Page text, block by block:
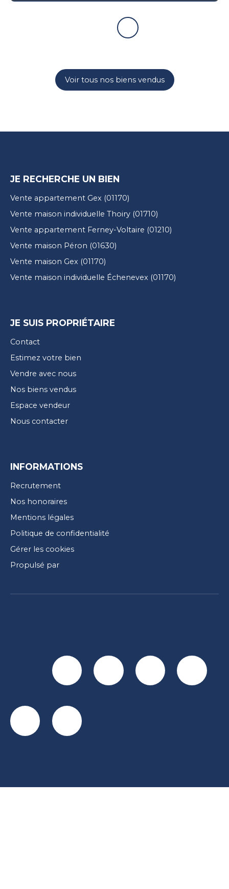
Voir tous nos biens vendus
JE RECHERCHE UN BIEN
Vente appartement Gex (01170)
Vente maison individuelle Thoiry (01710)
Vente appartement Ferney-Voltaire (01210)
Vente maison Péron (01630)
Vente maison Gex (01170)
Vente maison individuelle Échenevex (01170)
JE SUIS PROPRIÉTAIRE
Contact
Estimez votre bien
Vendre avec nous
Nos biens vendus
Espace vendeur
Nous contacter
INFORMATIONS
Recrutement
Nos honoraires
Mentions légales
Politique de confidentialité
Gérer les cookies
Propulsé par